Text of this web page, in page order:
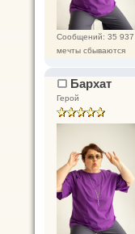
Сообщений: 35 937
мечты сбываются
Бархат
Герой